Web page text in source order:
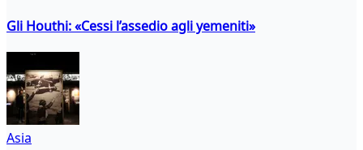
Gli Houthi: «Cessi l’assedio agli yemeniti»
Asia